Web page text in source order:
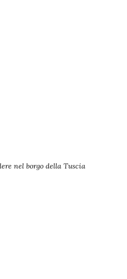
nel borgo della Tuscia